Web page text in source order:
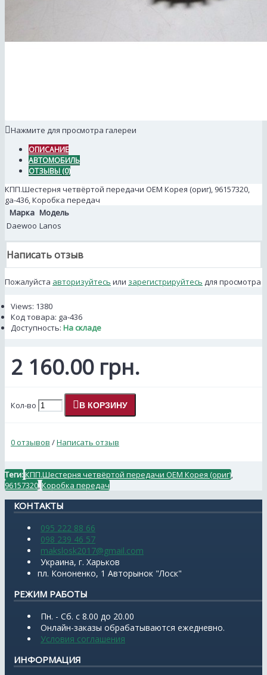
Нажмите для просмотра галереи
ОПИСАНИЕ
АВТОМОБИЛЬ
ОТЗЫВЫ (0)
КПП.Шестерня четвёртой передачи ОЕМ Корея (ориг), 96157320,
ga-436, Коробка передач
Марка Модель
Daewoo Lanos
Написать отзыв
Пожалуйста авторизуйтесь или зарегистрируйтесь для просмотра
Views: 1380
Код товара: ga-436
Доступность: На складе
2 160.00 грн.
Кол-во В КОРЗИНУ
0 отзывов /Написать отзыв
Теги:КПП.Шестерня четвёртой передачи ОЕМ Корея (ориг)
96157320 Коробка передач
КОНТАКТЫ
095 222 88 66
098 239 46 57
makslosk2017@gmail.com
Украина, г. Харьков
пл. Кононенко, 1 Авторынок "Лоск"
РЕЖИМ РАБОТЫ
Пн. - Сб. с 8.00 до 20.00
Онлайн-заказы обрабатываются ежедневно.
Условия соглашения
ИНФОРМАЦИЯ